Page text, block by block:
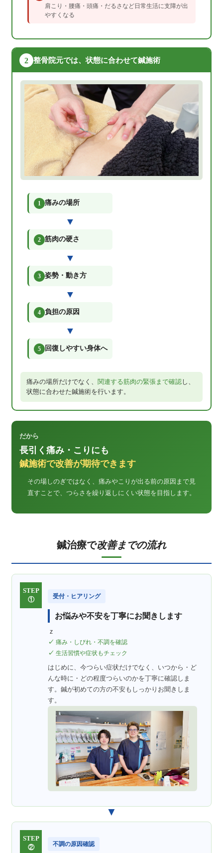
肩こり・腰痛・頭痛・だるさなど日常生活に支障が出
やすくなる
2 整骨院元では、状態に合わせて鍼施術
1 痛みの場所
▼
2 筋肉の硬さ
▼
3 姿勢・動き方
▼
4 負担の原因
▼
5 回復しやすい身体へ
痛みの場所だけでなく、 関連する筋肉の緊張まで確認し、
状態に合わせた鍼施術を行います。
だから
長引く痛み・こりにも
鍼施術で改善が期待できます
その場しのぎではなく、痛みやこりが出る前の原因まで見
直すことで、つらさを繰り返しにくい状態を目指します。
鍼治療で改善までの流れ
STEP
①
受付・ヒアリング
お悩みや不安を丁寧にお聞きします
ｚ
痛み・しびれ・不調を確認
生活習慣や症状もチェック
はじめに、今つらい症状だけでなく、いつから・ど
んな時に・どの程度つらいのかを丁寧に確認しま
す。鍼が初めての方の不安もしっかりお聞きしま
す。
▼
STEP
②
不調の原因確認